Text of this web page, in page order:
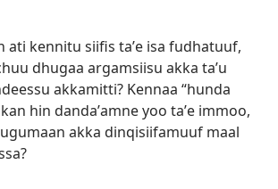
ati kennitu siifis taʼe isa fudhatuuf,
dhugaa argamsiisu akka taʼu
akkamitti? Kennaa “hunda
hin dandaʼamne yoo taʼe immoo,
akka dinqisiifamuuf maal